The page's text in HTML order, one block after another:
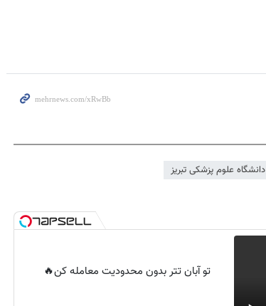
دانشگاه علوم پزشکی تبریز
تو آبان تتر بدون محدودیت معامله کن🔥